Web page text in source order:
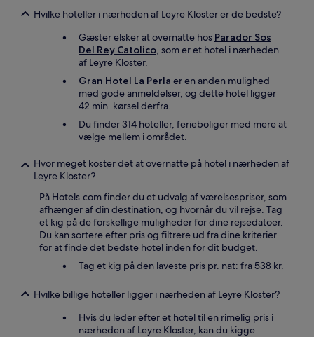
Yderligere
Hvilke hoteller i nærheden af Leyre Kloster er de bedste?
Gæster elsker at overnatte hos Parador Sos
Del Rey Catolico, som er et hotel i nærheden
af Leyre Kloster.
Gran Hotel La Perla er en anden mulighed
med gode anmeldelser, og dette hotel ligger
42 min. kørsel derfra.
Du finder 314 hoteller, ferieboliger med mere at
vælge mellem i området.
Hvor meget koster det at overnatte på hotel i nærheden af
Leyre Kloster?
På Hotels.com finder du et udvalg af værelsespriser, som
afhænger af din destination, og hvornår du vil rejse. Tag
et kig på de forskellige muligheder for dine rejsedatoer.
Du kan sortere efter pris og filtrere ud fra dine kriterier
for at finde det bedste hotel inden for dit budget.
Tag et kig på den laveste pris pr. nat: fra 538 kr.
Hvilke billige hoteller ligger i nærheden af Leyre Kloster?
Hvis du leder efter et hotel til en rimelig pris i
nærheden af Leyre Kloster, kan du kigge